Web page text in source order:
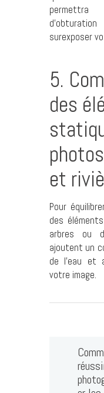
permettra
surexposer
5.
des
et
Pour
des
arbres ou
ajoutent un
de l’eau et
votre image.